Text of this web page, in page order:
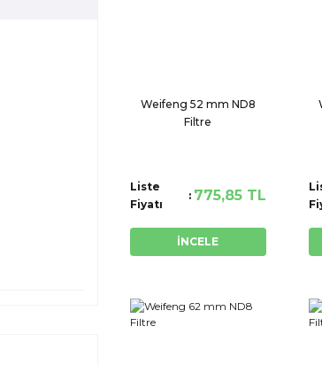
Weifeng 52 mm ND8
Filtre
Liste
Fiyatı
775,85 TL
İNCELE